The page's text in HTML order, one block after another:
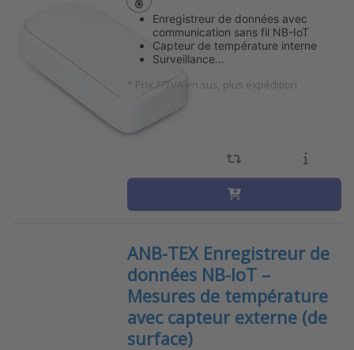
Enregistreur de données avec
communication sans fil NB-IoT
Capteur de température interne
Surveillance…
* Prix ??TVA en sus, plus expédition
ANB-TEX Enregistreur de
données NB-IoT –
Mesures de température
avec capteur externe (de
surface)